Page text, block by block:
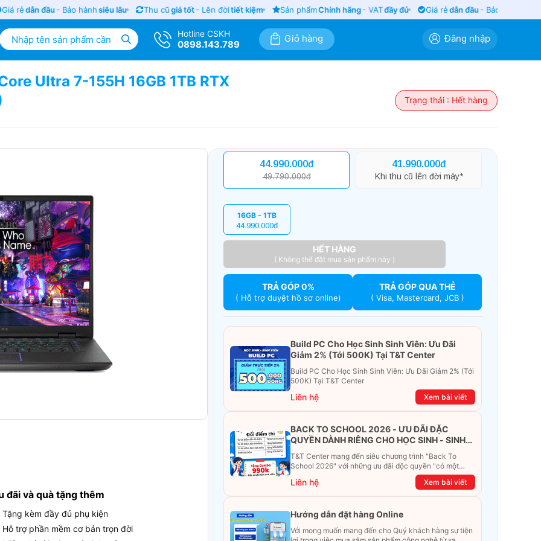
rẻ dẫn đầu- Bảo hànhsiêu lâu Thu cũ giá tốt- Lên đờitiết kiệm Sản phẩmChính hãng- VATđầy đủ Giá rẻ dẫn đầu- Bảo hành
Hotline CSKH
0898.143.789
Giỏ hàng Đăng nhập
Ultra 7-155H 16GB 1TB RTX
Trạng thái : Hết hàng
đãi và quà tặng thêm
Tặng kèm đầy đủ phụ kiện
Hỗ trợ phần mềm cơ bản trọn đời
44.990.000đ
49.790.000đ
41.990.000đ
Khi thu cũ lên đời máy*
16GB - 1TB
44.990.000đ
HẾT HÀNG
( Không thể đặt mua sản phẩm này )
TRẢ GÓP 0%
( Hỗ trợ duyệt hồ sơ online)
TRẢ GÓP QUA THẺ
( Visa, Mastercard, JCB )
Build PC Cho Học Sinh Sinh Viên: Ưu Đãi
Giảm 2% (Tới 500K) Tại T&T Center
Build PC Cho Học Sinh Sinh Viên: Ưu Đãi Giảm 2% (Tới
500K) Tại T&T Center
Liên hệ Xem bài viết
BACK TO SCHOOL 2026 - ƯU ĐÃI ĐẶC
QUYỀN DÀNH RIÊNG CHO HỌC SINH - SINH
T&T Center mang đến siêu chương trình "Back To
School 2026" với những ưu đãi độc quyền "có một
không hai". Đừng để chiếc ví phải "ét-ô-ét", cùng
khám phá ngay ưu đãi siêu khủng dưới đây nhé!
Liên hệ Xem bài viết
Hướng dẫn đặt hàng Online
Với mong muốn mang đến cho Quý khách hàng sự tiện